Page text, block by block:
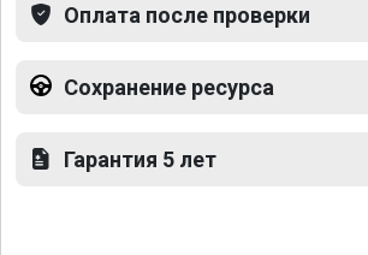
Оплата после проверки
Сохранение ресурса
Гарантия 5 лет